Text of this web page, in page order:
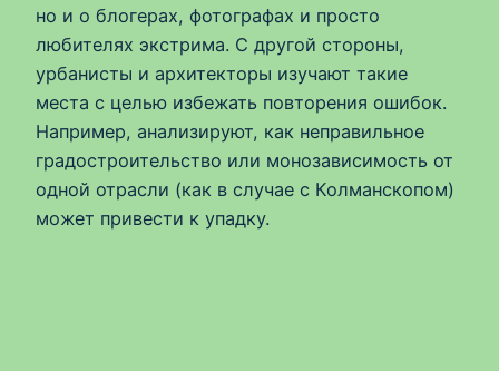
но и о блогерах, фотографах и просто
любителях экстрима. С другой стороны,
урбанисты и архитекторы изучают такие
места с целью избежать повторения ошибок.
Например, анализируют, как неправильное
градостроительство или монозависимость от
одной отрасли (как в случае с Колманскопом)
может привести к упадку.